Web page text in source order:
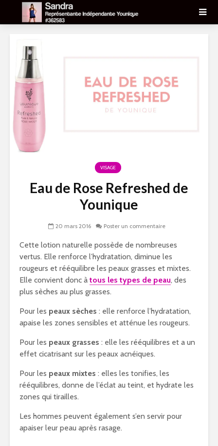
VISAGE
Eau de Rose Refreshed de
Younique
20 mars 2016 Poster un commentaire
Cette lotion naturelle possède de nombreuses
vertus. Elle renforce l’hydratation, diminue les
rougeurs et rééquilibre les peaux grasses et mixtes.
Elle convient donc à tous les types de peau, des
plus sèches au plus grasses.
Pour les peaux sèches : elle renforce l’hydratation,
apaise les zones sensibles et atténue les rougeurs.
Pour les peaux grasses : elle les rééquilibres et a un
effet cicatrisant sur les peaux acnéiques.
Pour les peaux mixtes : elles les tonifies, les
rééquilibres, donne de l’éclat au teint, et hydrate les
zones qui tirailles.
Les hommes peuvent également s’en servir pour
apaiser leur peau après rasage.